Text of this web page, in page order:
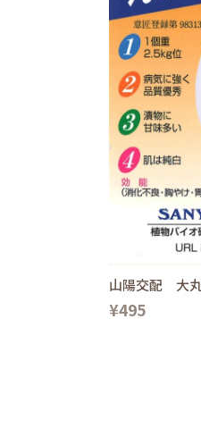
山陽交配 大丸
¥495